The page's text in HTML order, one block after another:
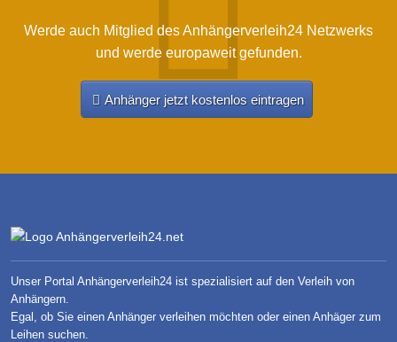
Werde auch Mitglied des Anhängerverleih24 Netzwerks
und werde europaweit gefunden.
Anhänger jetzt kostenlos eintragen
Unser Portal Anhängerverleih24 ist spezialisiert auf den Verleih von
Anhängern.
Egal, ob Sie einen Anhänger verleihen möchten oder einen Anhäger zum
Leihen suchen.